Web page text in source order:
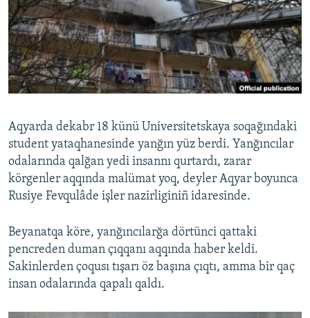
FİKİR
Русский
Українською
RFE/RS bütün saytları
Aqyarda dekabr 18 künü Universitetskaya soqağındaki
student yataqhanesinde yanğın yüz berdi. Yanğıncılar
odalarında qalğan yedi insannı qurtardı, zarar
körgenler aqqında malümat yoq, deyler Aqyar boyunca
Rusiye Fevqulâde işler nazirliginiñ idaresinde.
Beyanatqa köre, yanğıncılarğa dörtünci qattaki
pencreden duman çıqqanı aqqında haber keldi.
Sakinlerden çoqusı tışarı öz başına çıqtı, amma bir qaç
insan odalarında qapalı qaldı.